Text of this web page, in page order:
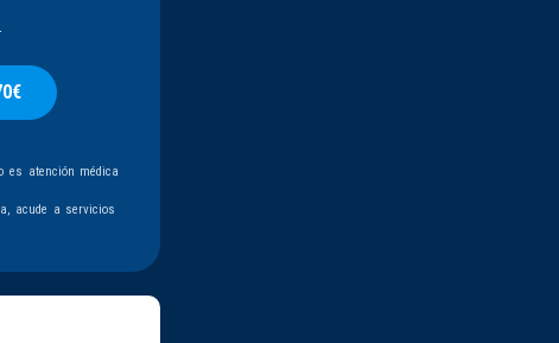
es atención médica
acude a servicios